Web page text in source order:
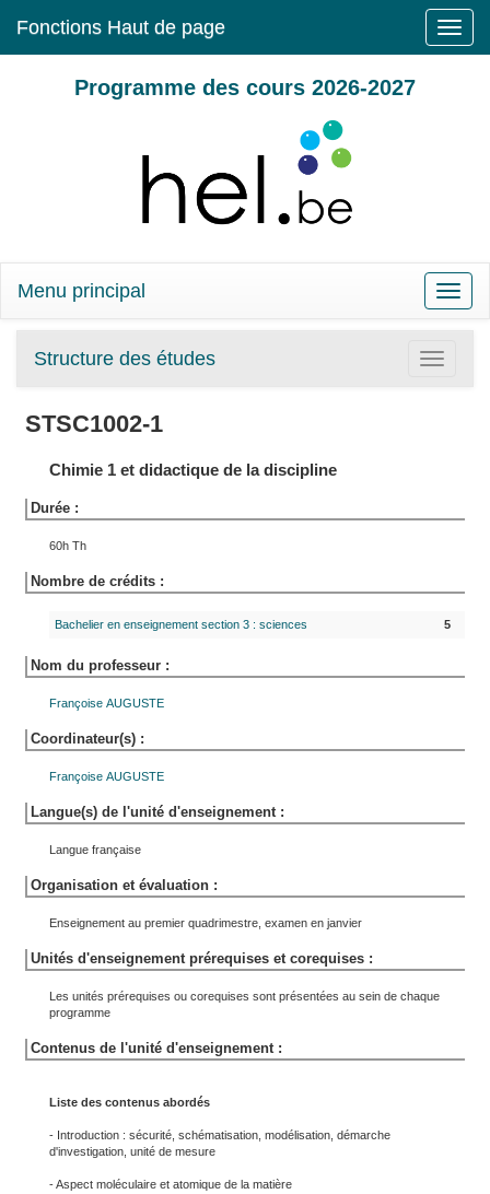
Toggle
Fonctions Haut de page
Programme des cours 2026-2027
Toggle
Menu principal
Toggle
Structure des études
STSC1002-1
Chimie 1 et didactique de la discipline
Durée :
60h Th
Nombre de crédits :
Bachelier en enseignement section 3 : sciences 5
Nom du professeur :
Françoise AUGUSTE
Coordinateur(s) :
Françoise AUGUSTE
Langue(s) de l'unité d'enseignement :
Langue française
Organisation et évaluation :
Enseignement au premier quadrimestre, examen en janvier
Unités d'enseignement prérequises et corequises :
Les unités prérequises ou corequises sont présentées au sein de chaque
programme
Contenus de l'unité d'enseignement :
Liste des contenus abordés
- Introduction : sécurité, schématisation, modélisation, démarche
d'investigation, unité de mesure
- Aspect moléculaire et atomique de la matière